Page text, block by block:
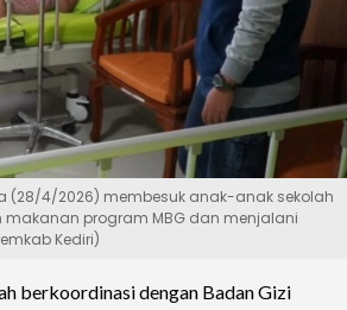
(28/4/2026) membesuk anak-anak sekolah
program MBG dan menjalani
Kediri)
berkoordinasi dengan Badan Gizi